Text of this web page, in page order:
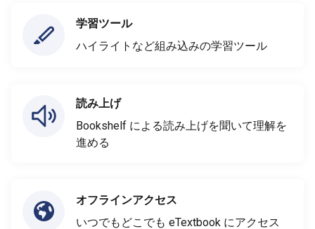
学習ツール
ハイライトなど組み込みの学習ツール
読み上げ
Bookshelf による読み上げを聞いて理解を
進める
オフラインアクセス
いつでもどこでも eTextbook にアクセス